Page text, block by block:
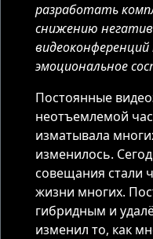
разработать
снижению
эмоциональное
Постоянные
неотъемлемой
изматывала
изменилось.
совещания стали
жизни многих.
гибридным и
изменил то, как